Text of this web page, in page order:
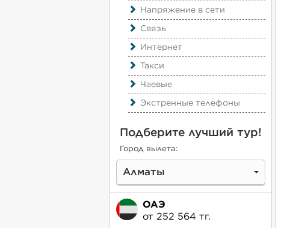
Напряжение в сети
Связь
Интернет
Такси
Чаевые
Экстренные телефоны
Подберите лучший тур!
Город вылета:
Алматы
ОАЭ
от 252 564 тг.